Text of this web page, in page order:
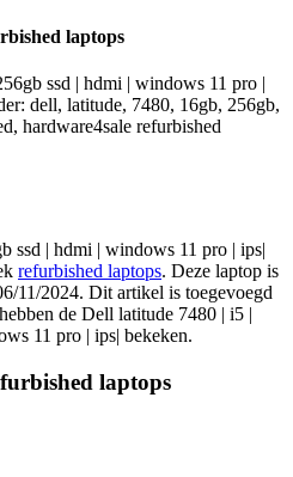
laptops
ssd | hdmi | windows 11 pro |
dell, latitude, 7480, 16gb, 256gb,
hardware4sale refurbished
ssd | hdmi | windows 11 pro | ips|
refurbished laptops. Deze laptop is
11/2024. Dit artikel is toegevoegd
de Dell latitude 7480 | i5 |
11 pro | ips| bekeken.
laptops